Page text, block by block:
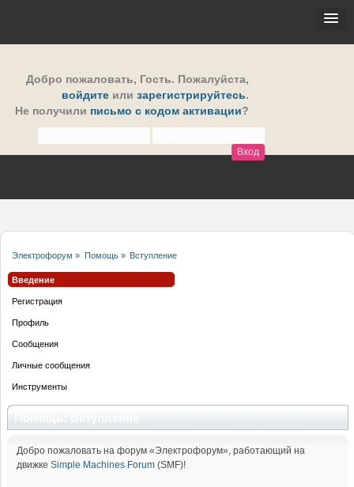
Добро пожаловать, Гость. Пожалуйста,
войдите или зарегистрируйтесь.
Не получили письмо с кодом активации?
Электрофорум » Помощь» Вступление
Введение
Регистрация
Профиль
Сообщения
Личные сообщения
Инструменты
Добро пожаловать на форум «Электрофорум», работающий на
движкеSimple Machines Forum (SMF)!